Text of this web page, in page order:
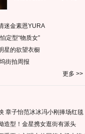
迷金素恩YURA
定型“物质女”
星的欲望衣橱
街拍周报
更多 >>
章子怡范冰冰冯小刚捧场红毯
造型！金星携女逛街有派头